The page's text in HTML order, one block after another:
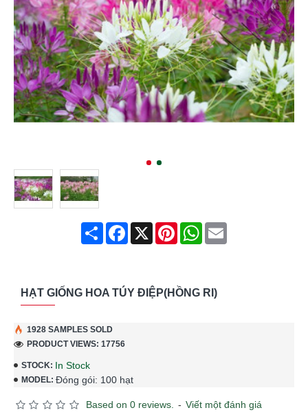
ShareFacebook
X PinterestWhatsApp
Email
HẠT GIỐNG HOA TÚY ĐIỆP(HỒNG RI)
STOCK: In Stock
MODEL: Đóng gói: 100 hạt
1928 SAMPLES SOLD
PRODUCT VIEWS: 17756
Based on 0 reviews. - Viết một đánh giá